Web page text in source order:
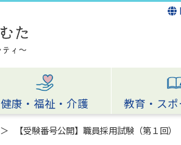
健康・福祉・介護 教育・ス
【受験番号公開】職員採用試験（第１回）